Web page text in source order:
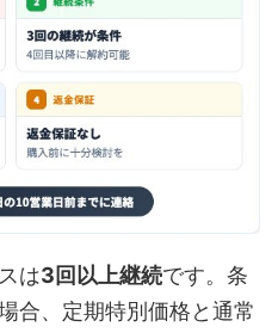
は3回以上継続です。条
合、定期特別価格と通常